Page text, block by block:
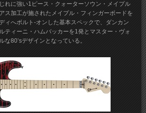
れに強い1ピース・クォーターソウン・メイプル
ス加工が施されたメイプル・フィンガーボードを
ィへボルト-オンした基本スペックで、ダンカン
ティーニ・ハムバッカーを1発とマスター・ヴォ
な80’sデザインとなっている。